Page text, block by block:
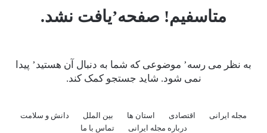
متاسفیم! صفحه’یافت نشد.
به نظر می رسه’ موضوعی که شما به دنبال آن هستید’ پیدا
نمی شود. شاید جستجو کمک کند.
مجله ایرانی اقتصادی استان ها بین الملل
دانش و سلامت
درباره مجله ایرانی
تماس با ما